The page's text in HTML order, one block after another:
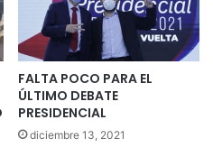
FALTA POCO PARA EL
ÚLTIMO DEBATE
PRESIDENCIAL
diciembre 13, 2021